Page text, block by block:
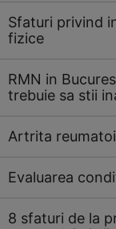
Sfaturi privind
fizice
RMN in
trebuie sa stii
Artrita
Evaluarea
8 sfaturi de la